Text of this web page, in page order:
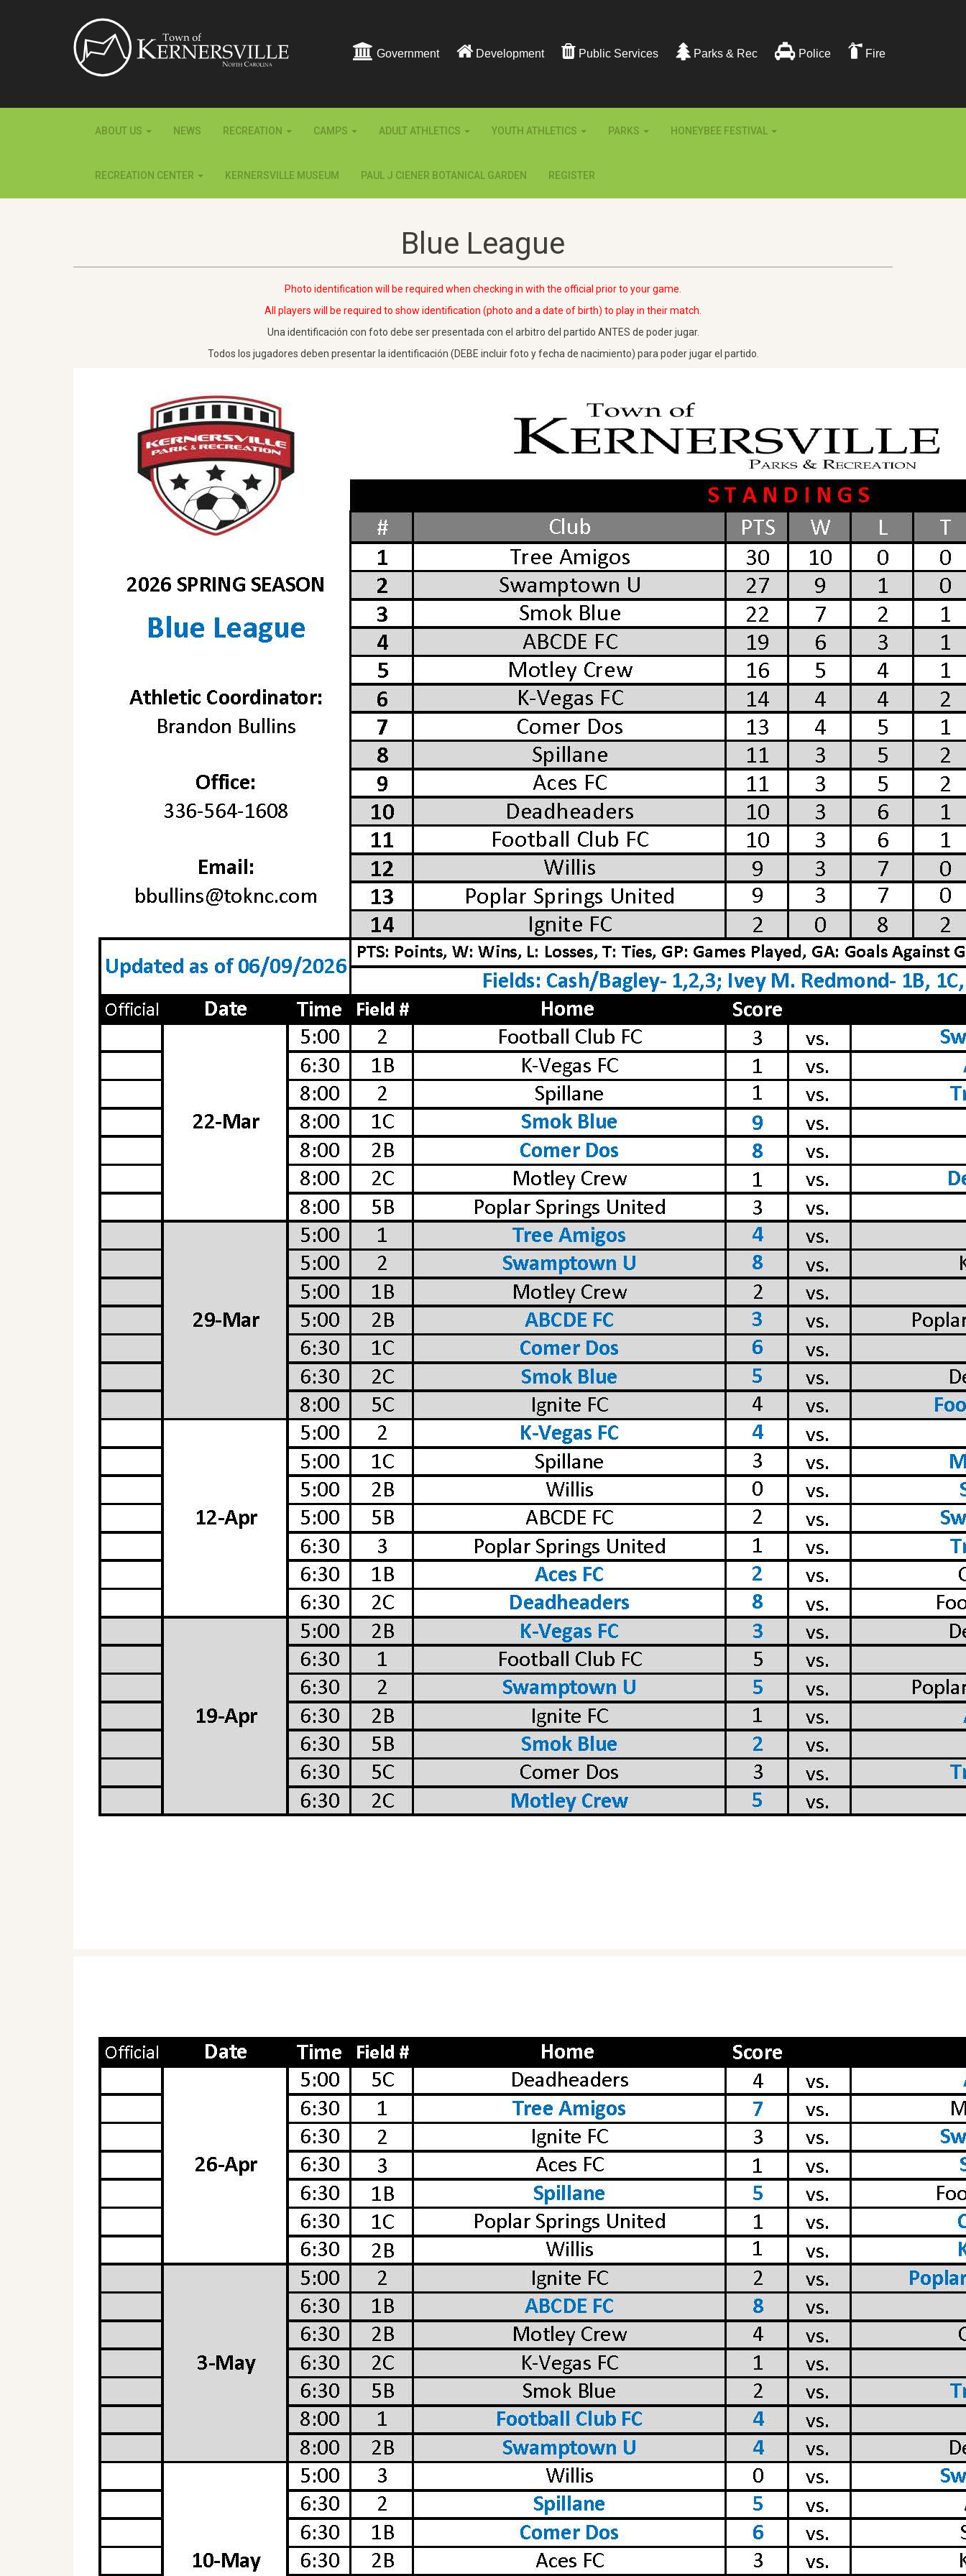
Government Development Public Services Parks & Rec Police Fire
ABOUT US NEWS RECREATION CAMPS ADULT ATHLETICS YOUTH ATHLETICS PARKS HONEYBEE FESTIVAL
RECREATION CENTER KERNERSVILLE MUSEUM PAUL J CIENER BOTANICAL GARDEN REGISTER
Blue League
Photo identification will be required when checking in with the official prior to your game.
All players will be required to show identification (photo and a date of birth) to play in their match.
Una identificación con foto debe ser presentada con el arbitro del partido ANTES de poder jugar.
Todos los jugadores deben presentar la identificación (DEBE incluir foto y fecha de nacimiento) para poder jugar el partido.